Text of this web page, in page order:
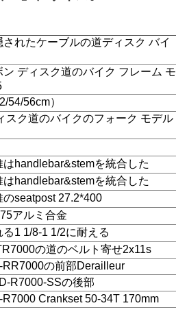
されたケーブルの道ディスク バイ
ン ディスク道のバイク フレーム モ
54/56cm）
スク道のバイクのフォーク モデル
はhandlebar&stemを統合した
はhandlebar&stemを統合した
のseatpost 27.2*400
アルミ合金
1 1/8-1 1/2に耐える
の道のベルト寄せ2x11s
RR7000の前部Derailleur
R7000-SSの後部
Crankset 50-34T 170mm